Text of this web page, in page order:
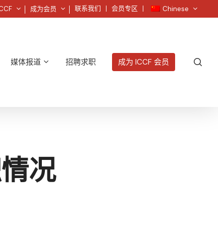
成为会员 联系我们 会员专区 Chinese
媒体报道 招聘求职 成为 ICCF 会员
况
菜
单